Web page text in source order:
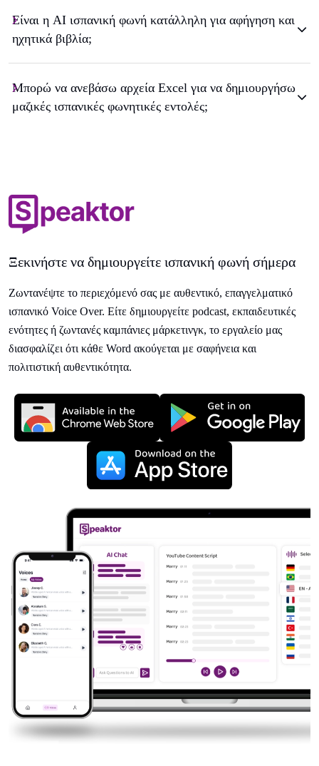
Είναι η AI ισπανική φωνή κατάλληλη για αφήγηση και
ηχητικά βιβλία;
Μπορώ να ανεβάσω αρχεία Excel για να δημιουργήσω
μαζικές ισπανικές φωνητικές εντολές;
Ξεκινήστε να δημιουργείτε ισπανική φωνή σήμερα
Ζωντανέψτε το περιεχόμενό σας με αυθεντικό, επαγγελματικό
ισπανικό Voice Over. Είτε δημιουργείτε podcast, εκπαιδευτικές
ενότητες ή ζωντανές καμπάνιες μάρκετινγκ, το εργαλείο μας
διασφαλίζει ότι κάθε Word ακούγεται με σαφήνεια και
πολιτιστική αυθεντικότητα.